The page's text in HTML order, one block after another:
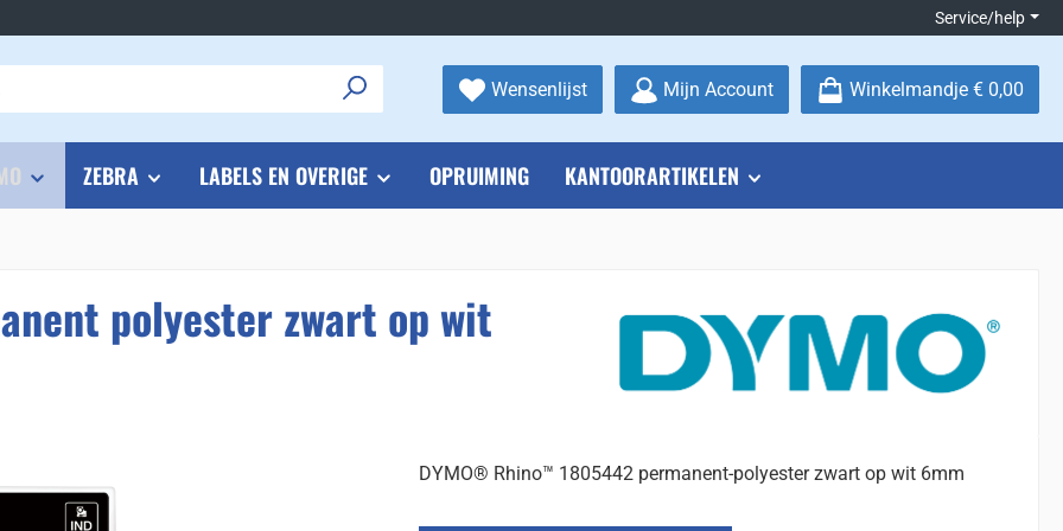
Service/help
WensenlijstJe hebt 0 items op je verlanglijstje
Mijn Account Winkelmandje € 0,00
ZEBRA LABELS EN OVERIGE OPRUIMING KANTOORARTIKELEN
polyester zwart op wit
DYMO® Rhino™ 1805442 permanent-polyester zwart op wit 6mm